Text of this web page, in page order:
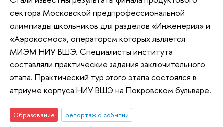
сектора Московской предпрофессиональной
олимпиады школьников для разделов «Инженерия» и
«Аэрокосмос», оператором которых является
МИЭМ НИУ ВШЭ. Специалисты института
составляли практические задания заключительного
этапа. Практический тур этого этапа состоялся в
атриуме корпуса НИУ ВШЭ на Покровском бульваре.
Образование
репортаж о событии